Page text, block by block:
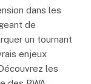
dans les
de
un tournant
enjeux
les